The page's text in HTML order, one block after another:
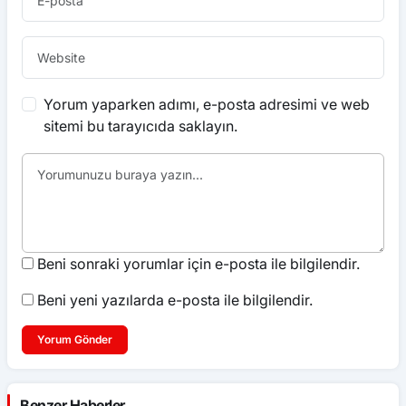
Yorum yaparken adımı, e-posta adresimi ve web
sitemi bu tarayıcıda saklayın.
Beni sonraki yorumlar için e-posta ile bilgilendir.
Beni yeni yazılarda e-posta ile bilgilendir.
Yorum Gönder